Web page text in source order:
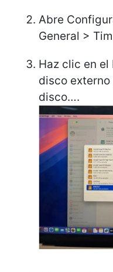
Abre
General >
Haz clic en
disco
disco….